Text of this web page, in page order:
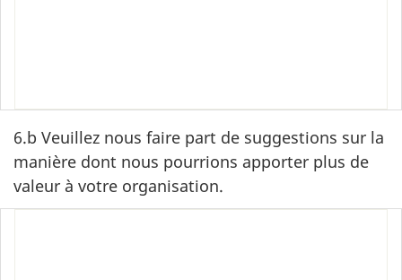
6.b Veuillez nous faire part de suggestions sur la
manière dont nous pourrions apporter plus de
valeur à votre organisation.